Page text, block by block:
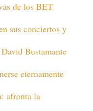
de los BET
sus conciertos y
Bustamante
eternamente
afronta la